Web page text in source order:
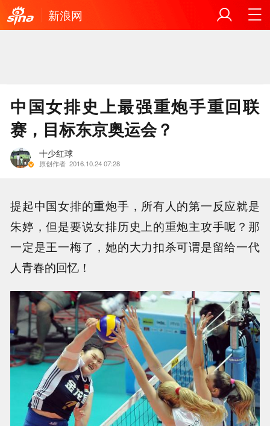
新浪网
中国女排史上最强重炮手重回联
赛，目标东京奥运会？
十少红球
原创作者 2016.10.24 07:28
提起中国女排的重炮手，所有人的第一反应就是
朱婷，但是要说女排历史上的重炮主攻手呢？那
一定是王一梅了，她的大力扣杀可谓是留给一代
人青春的回忆！